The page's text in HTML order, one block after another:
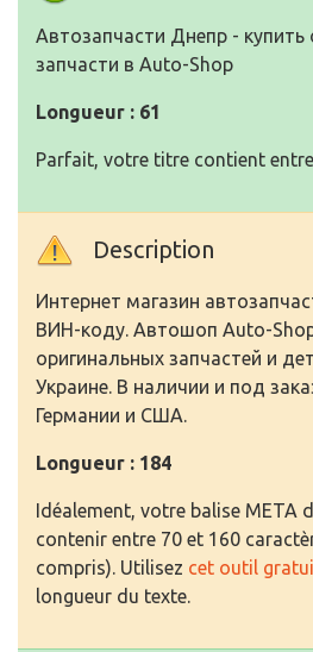
Автозапчасти Днепр - купить
запчасти в Auto-Shop
Longueur : 61
Parfait, votre titre contient
Description
Интернет магазин
ВИН-коду. Автошоп Auto-
оригинальных запчастей и
Украине. В наличии и под
Германии и США.
Longueur : 184
Idéalement, votre balise META
contenir entre 70 et 160
compris). Utilisez cet outil
longueur du texte.